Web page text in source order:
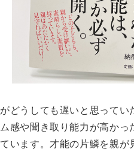
がどうしても遅いと思って
ム感や聞き取り能力が高か
ています。才能の片鱗を親